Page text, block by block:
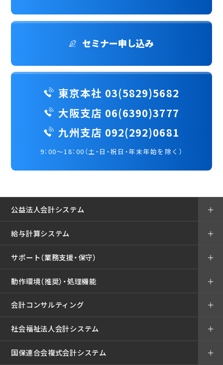
セミナー申し込み
東京本社 03(5829)5682
大阪支店 06(6390)3777
九州支店 092(292)0681
9：00～18：00（土・日・祝日・年末年始を除く）
公益法人会計システム ＋
給与計算システム ＋
サポート（業務支援・保守） ＋
動作環境（推奨）・処理機能 ＋
会計コンサルティング ＋
社会福祉法人会計システム ＋
国保連合会複式会計システム ＋